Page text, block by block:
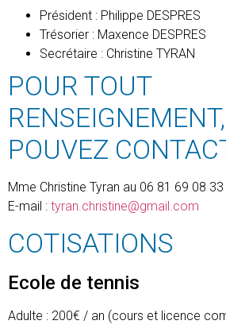
Président : Philippe DESPRES
Trésorier : Maxence DESPRES
Secrétaire : Christine TYRAN
POUR TOUT
POUVEZ
Mme Christine Tyran au 06 81 69 08
E-mail : tyran.christine@gmail.com
COTISATIONS
Ecole de tennis
Adulte : 200€ / an (cours et licence